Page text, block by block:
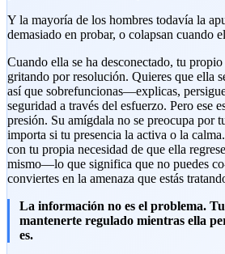
Y la mayoría de los hombres todavía la
demasiado en probar, o colapsan cuando
Cuando ella se ha desconectado, tu
gritando por resolución. Quieres que ella
así que sobrefuncionas—explicas,
seguridad a través del esfuerzo. Pero ese
presión. Su amígdala no se preocupa por
importa si tu presencia la activa o la
con tu propia necesidad de que ella
mismo—lo que significa que no puedes
conviertes en la amenaza que estás
La información no es el problema.
mantenerte regulado mientras ella
es.